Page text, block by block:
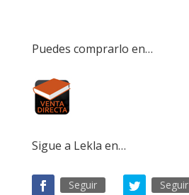
Puedes comprarlo en…
Sigue a Lekla en…
Seguir Seguir